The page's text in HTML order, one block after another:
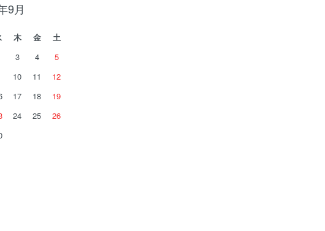
9月
木 金
土
3 4
5
10 11
12
17 18
19
24 25
26